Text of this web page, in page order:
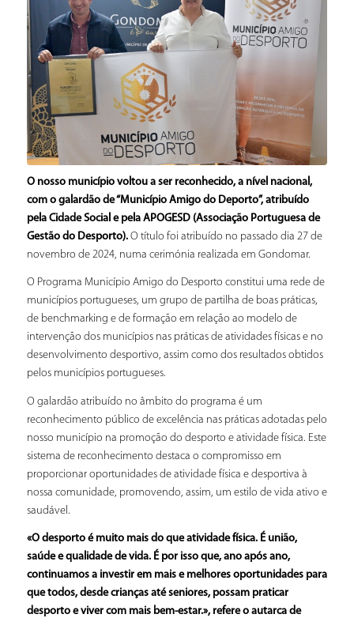
O nosso município voltou a ser reconhecido, a nível nacional,
com o galardão de “Município Amigo do Deporto”, atribuído
pela Cidade Social e pela APOGESD (Associação Portuguesa de
Gestão do Desporto).O título foi atribuído no passado dia 27 de
novembro de 2024, numa cerimónia realizada em Gondomar.
O Programa Município Amigo do Desporto constitui uma rede de
municípios portugueses, um grupo de partilha de boas práticas,
de benchmarking e de formação em relação ao modelo de
intervenção dos municípios nas práticas de atividades físicas e no
desenvolvimento desportivo, assim como dos resultados obtidos
pelos municípios portugueses.
O galardão atribuído no âmbito do programa é um
reconhecimento público de excelência nas práticas adotadas pelo
nosso município na promoção do desporto e atividade física. Este
sistema de reconhecimento destaca o compromisso em
proporcionar oportunidades de atividade física e desportiva à
nossa comunidade, promovendo, assim, um estilo de vida ativo e
saudável.
«O desporto é muito mais do que atividade física. É união,
saúde e qualidade de vida. É por isso que, ano após ano,
continuamos a investir em mais e melhores oportunidades para
que todos, desde crianças até seniores, possam praticar
desporto e viver com mais bem-estar.», refere o autarca de